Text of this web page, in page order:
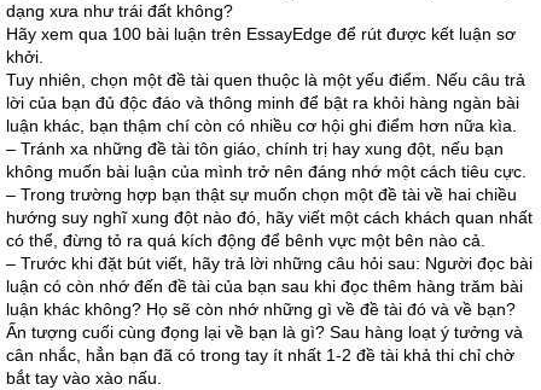
dạng xưa như trái đất không?
Hãy xem qua 100 bài luận trên EssayEdge để rút được kết luận sơ
khởi.
Tuy nhiên, chọn một đề tài quen thuộc là một yếu điểm. Nếu câu trả
lời của bạn đủ độc đáo và thông minh để bật ra khỏi hàng ngàn bài
luận khác, bạn thậm chí còn có nhiều cơ hội ghi điểm hơn nữa kìa.
– Tránh xa những đề tài tôn giáo, chính trị hay xung đột, nếu bạn
không muốn bài luận của mình trở nên đáng nhớ một cách tiêu cực.
– Trong trường hợp bạn thật sự muốn chọn một đề tài về hai chiều
hướng suy nghĩ xung đột nào đó, hãy viết một cách khách quan nhất
có thể, đừng tỏ ra quá kích động để bênh vực một bên nào cả.
– Trước khi đặt bút viết, hãy trả lời những câu hỏi sau: Người đọc bài
luận có còn nhớ đến đề tài của bạn sau khi đọc thêm hàng trăm bài
luận khác không? Họ sẽ còn nhớ những gì về đề tài đó và về bạn?
Ấn tượng cuối cùng đọng lại về bạn là gì? Sau hàng loạt ý tưởng và
cân nhắc, hẳn bạn đã có trong tay ít nhất 1-2 đề tài khả thi chỉ chờ
bắt tay vào xào nấu.